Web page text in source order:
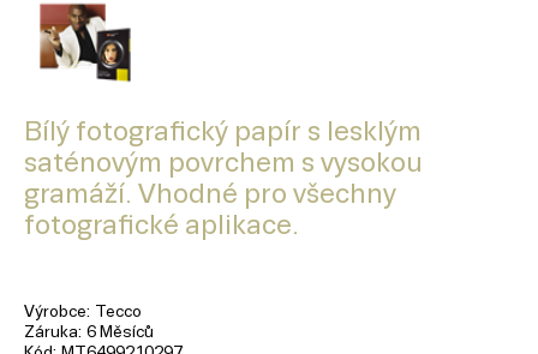
Bílý fotografický papír s lesklým
saténovým povrchem s vysokou
gramáží. Vhodné pro všechny
fotografické aplikace.
Výrobce Tecco
Záruka 6 Měsíců